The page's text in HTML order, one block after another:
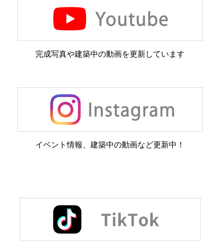
完成写真や建築中の動画を更新しています
イベント情報、建築中の動画など更新中！